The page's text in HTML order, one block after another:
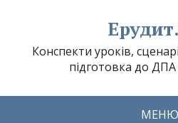
Конспекти уроків,
підготовка до
МЕНЮ